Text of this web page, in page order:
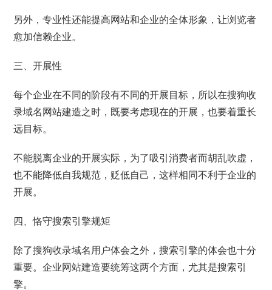
另外，专业性还能提高网站和企业的全体形象，让浏览者
愈加信赖企业。
三、开展性
每个企业在不同的阶段有不同的开展目标，所以在搜狗收
录域名网站建造之时，既要考虑现在的开展，也要着重长
远目标。
不能脱离企业的开展实际，为了吸引消费者而胡乱吹虚，
也不能降低自我规范，贬低自己，这样相同不利于企业的
开展。
四、恪守搜索引擎规矩
除了搜狗收录域名用户体会之外，搜索引擎的体会也十分
重要。企业网站建造要统筹这两个方面，尤其是搜索引
擎。